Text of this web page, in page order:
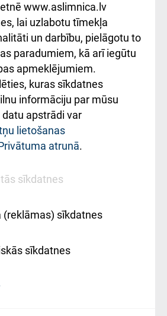
www.aslimnica.lv
lai uzlabotu tīmekļa
un darbību, pielāgotu to
paradumiem, kā arī iegūtu
apmeklējumiem.
kuras sīkdatnes
informāciju par mūsu
apstrādi var
lietošanas
atrunā.
sīkdatnes
(reklāmas) sīkdatnes
sīkdatnes